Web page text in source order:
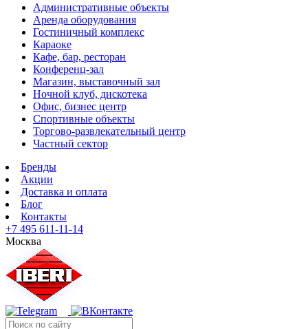
Административные объекты
Аренда оборудования
Гостиничный комплекс
Караоке
Кафе, бар, ресторан
Конференц-зал
Магазин, выставочный зал
Ночной клуб, дискотека
Офис, бизнес центр
Спортивные объекты
Торгово-развлекательный центр
Частный сектор
Бренды
Акции
Доставка и оплата
Блог
Контакты
+7 495 611-11-14
Москва